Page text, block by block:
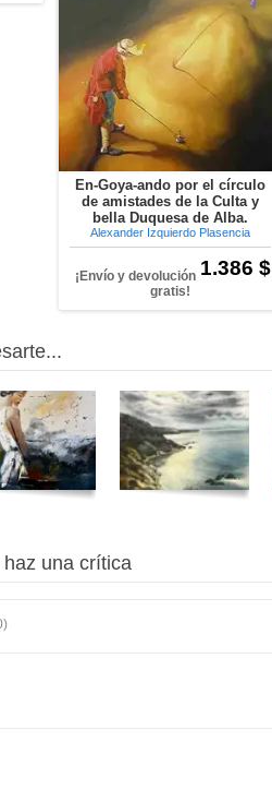
En-Goya-ando por el círculo
de amistades de la Culta y
bella Duquesa de Alba.
Alexander Izquierdo Plasencia
1.386 $
¡Envío y devolución
gratis!
una crítica